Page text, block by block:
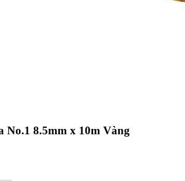
No.1 8.5mm x 10m Vàng